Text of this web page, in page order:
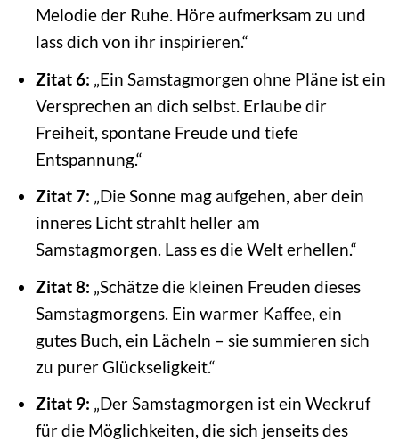
Melodie der Ruhe. Höre aufmerksam zu und
lass dich von ihr inspirieren.“
Zitat 6: „Ein Samstagmorgen ohne Pläne ist ein
Versprechen an dich selbst. Erlaube dir
Freiheit, spontane Freude und tiefe
Entspannung.“
Zitat 7: „Die Sonne mag aufgehen, aber dein
inneres Licht strahlt heller am
Samstagmorgen. Lass es die Welt erhellen.“
Zitat 8: „Schätze die kleinen Freuden dieses
Samstagmorgens. Ein warmer Kaffee, ein
gutes Buch, ein Lächeln – sie summieren sich
zu purer Glückseligkeit.“
Zitat 9: „Der Samstagmorgen ist ein Weckruf
für die Möglichkeiten, die sich jenseits des